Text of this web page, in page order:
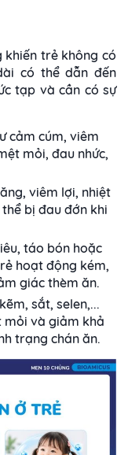
khiến trẻ không có
có thể dẫn đến
tạp và cần có sự
cảm cúm, viêm
mỏi, đau nhức,
viêm lợi, nhiệt
bị đau đớn khi
táo bón hoặc
hoạt động kém,
giác thèm ăn.
sắt, selen,...
mỏi và giảm khả
trạng chán ăn.